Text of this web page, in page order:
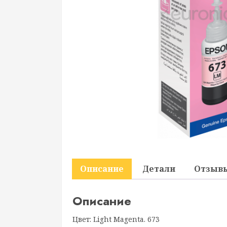
Описание Детали
Описание
Цвет: Light Magenta. 673